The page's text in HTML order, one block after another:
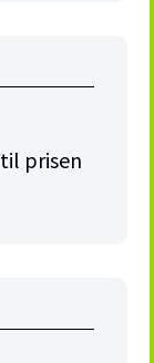
prisen